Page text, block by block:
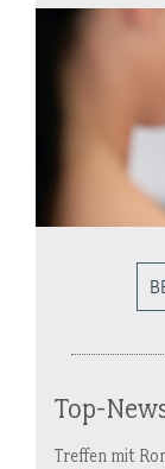
Top-
Treffen mit